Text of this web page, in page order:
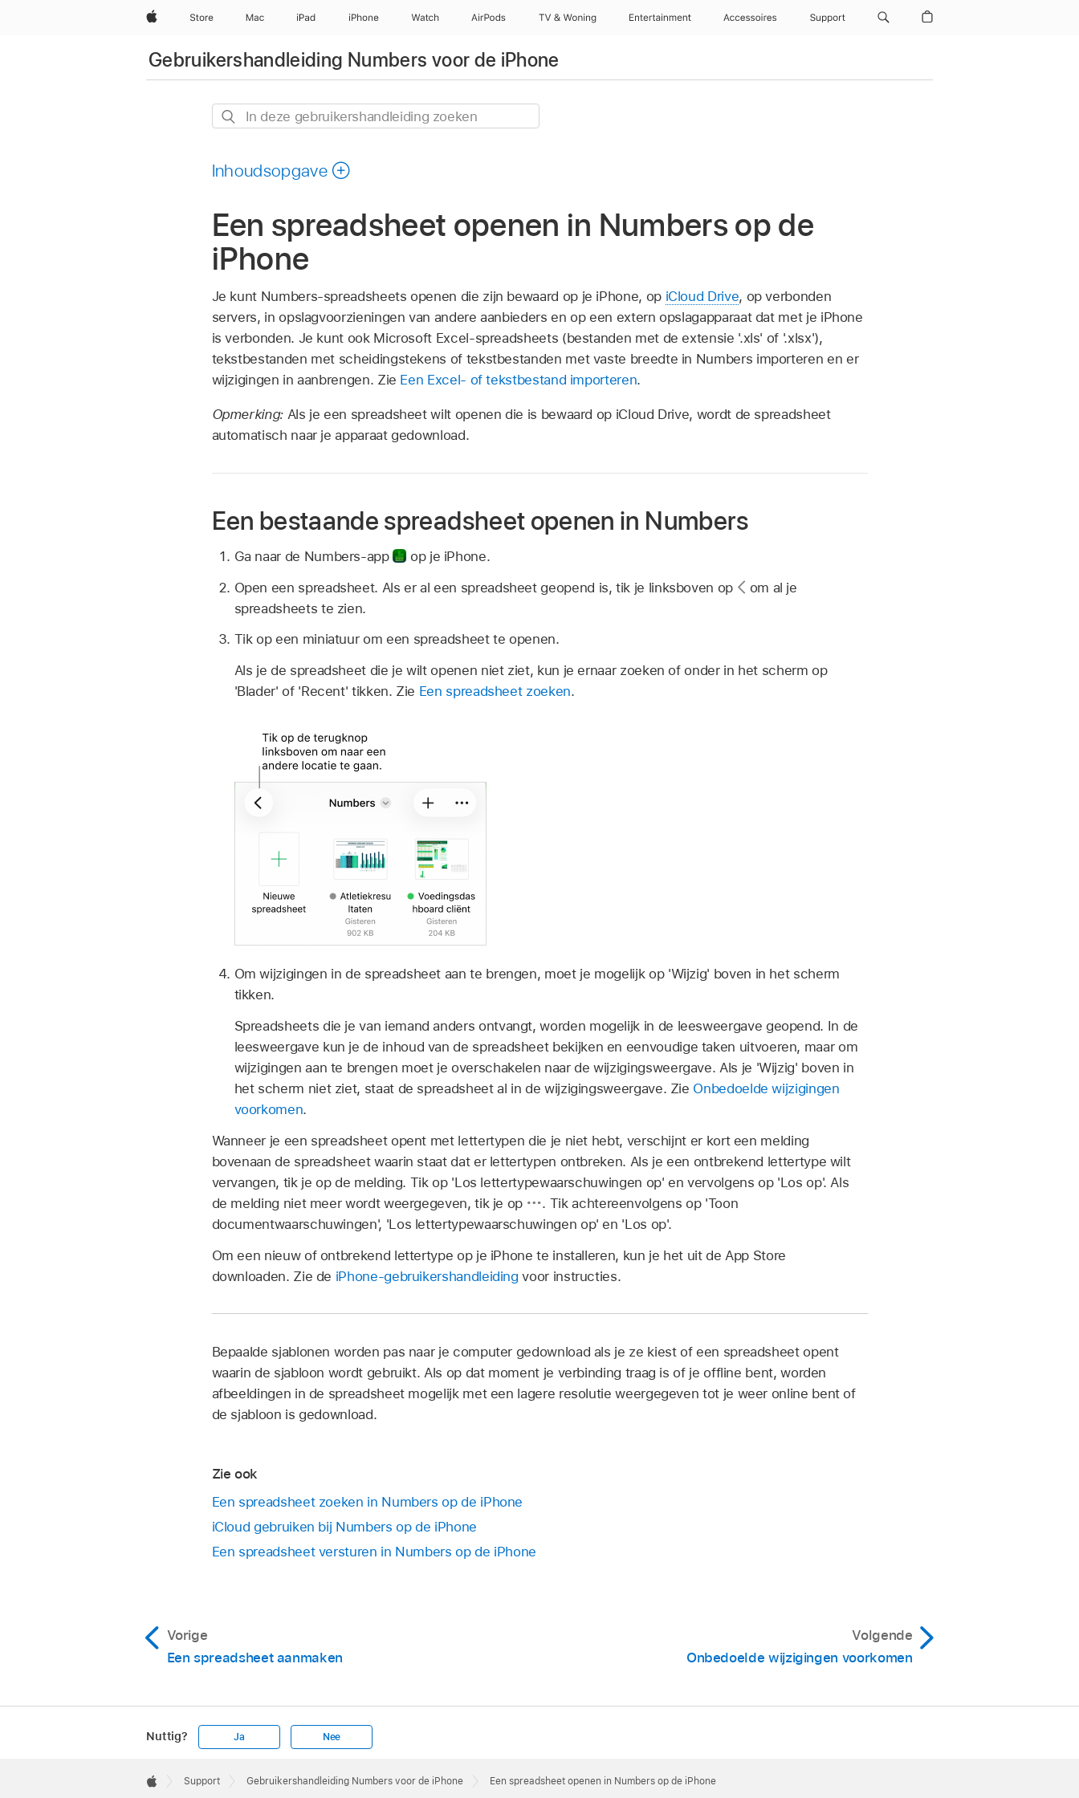
AppleStore Mac iPad iPhone Watch AirPods TV & Woning Entertainment Accessoires Support
Gebruikershandleiding Numbers voor de iPhone
In
zoeken
Inhoudsopgave
Een spreadsheet openen in Numbers op de
iPhone
Je kunt Numbers-spreadsheets openen die zijn bewaard op je iPhone, op iCloud Drive, op verbonden
servers, in opslagvoorzieningen van andere aanbieders en op een extern opslagapparaat dat met je iPhone
is verbonden. Je kunt ook Microsoft Excel-spreadsheets (bestanden met de extensie '.xls' of '.xlsx'),
tekstbestanden met scheidingstekens of tekstbestanden met vaste breedte in Numbers importeren en er
wijzigingen in aanbrengen. Zie Een Excel- of tekstbestand importeren.
Opmerking: Als je een spreadsheet wilt openen die is bewaard op iCloud Drive, wordt de spreadsheet
automatisch naar je apparaat gedownload.
Een bestaande spreadsheet openen in Numbers
Ga naar de Numbers-app
op je iPhone.
Open een spreadsheet. Als er al een spreadsheet geopend is, tik je linksboven op
om al je
spreadsheets te zien.
Tik op een miniatuur om een spreadsheet te openen.
Als je de spreadsheet die je wilt openen niet ziet, kun je ernaar zoeken of onder in het scherm op
'Blader' of 'Recent' tikken. Zie Een spreadsheet zoeken.
Om wijzigingen in de spreadsheet aan te brengen, moet je mogelijk op 'Wijzig' boven in het scherm
tikken.
Spreadsheets die je van iemand anders ontvangt, worden mogelijk in de leesweergave geopend. In de
leesweergave kun je de inhoud van de spreadsheet bekijken en eenvoudige taken uitvoeren, maar om
wijzigingen aan te brengen moet je overschakelen naar de wijzigingsweergave. Als je 'Wijzig' boven in
het scherm niet ziet, staat de spreadsheet al in de wijzigingsweergave. Zie Onbedoelde wijzigingen
voorkomen.
Wanneer je een spreadsheet opent met lettertypen die je niet hebt, verschijnt er kort een melding
bovenaan de spreadsheet waarin staat dat er lettertypen ontbreken. Als je een ontbrekend lettertype wilt
vervangen, tik je op de melding. Tik op 'Los lettertypewaarschuwingen op' en vervolgens op 'Los op'. Als
de melding niet meer wordt weergegeven, tik je op
. Tik achtereenvolgens op 'Toon
documentwaarschuwingen', 'Los lettertypewaarschuwingen op' en 'Los op'.
Om een nieuw of ontbrekend lettertype op je iPhone te installeren, kun je het uit de App Store
downloaden. Zie de iPhone-gebruikershandleiding voor instructies.
Bepaalde sjablonen worden pas naar je computer gedownload als je ze kiest of een spreadsheet opent
waarin de sjabloon wordt gebruikt. Als op dat moment je verbinding traag is of je offline bent, worden
afbeeldingen in de spreadsheet mogelijk met een lagere resolutie weergegeven tot je weer online bent of
de sjabloon is gedownload.
Zie ook
Een spreadsheet zoeken in Numbers op de iPhone
iCloud gebruiken bij Numbers op de iPhone
Een spreadsheet versturen in Numbers op de iPhone
Vorige
Een spreadsheet aanmaken
Volgende
Onbedoelde wijzigingen voorkomen
Nuttig? Ja Nee
Footer

Support Gebruikershandleiding Numbers voor de iPhone Een spreadsheet openen in Numbers op de iPhone